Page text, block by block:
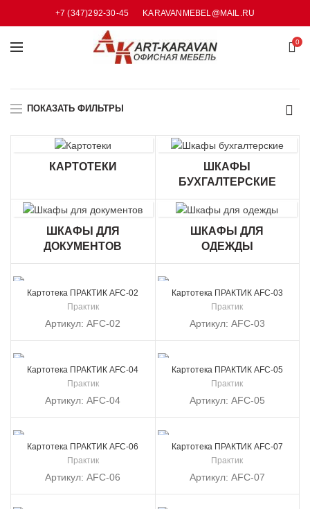
+7 (347)292-30-45 KARAVANMEBEL@MAIL.RU
0
ПОКАЗАТЬ ФИЛЬТРЫ
КАРТОТЕКИ
ШКАФЫ
БУХГАЛТЕРСКИЕ
ШКАФЫ ДЛЯ
ДОКУМЕНТОВ
ШКАФЫ ДЛЯ
ОДЕЖДЫ
Картотека ПРАКТИК AFC-02
Практик
Артикул:AFC-02
Картотека ПРАКТИК AFC-03
Практик
Артикул: AFC-03
Картотека ПРАКТИК AFC-04
Практик
Артикул:AFC-04
Картотека ПРАКТИК AFC-05
Практик
Артикул: AFC-05
Картотека ПРАКТИК AFC-06
Практик
Артикул:AFC-06
Картотека ПРАКТИК AFC-07
Практик
Артикул: AFC-07